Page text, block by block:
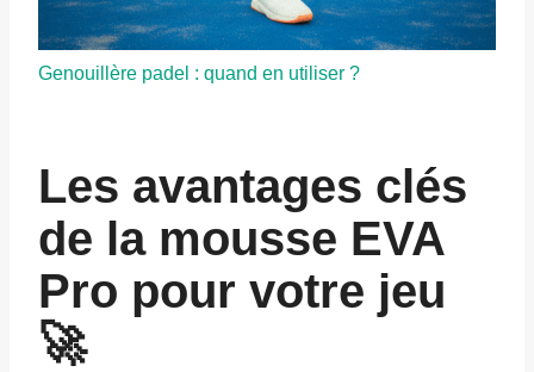
Genouillère padel : quand en utiliser ?
Les avantages clés
de la mousse EVA
Pro pour votre jeu
🚀